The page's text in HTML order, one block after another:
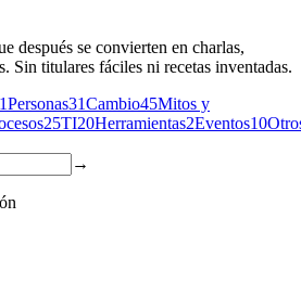
después se convierten en charlas,
Sin titulares fáciles ni recetas inventadas.
Personas31Cambio45Mitos y
25TI20Herramientas2Eventos10
→